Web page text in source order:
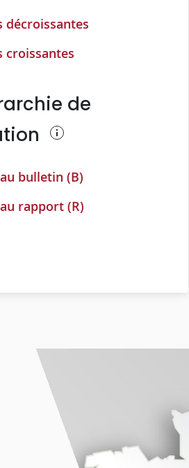
décroissantes
croissantes
de
bulletin (B)
rapport (R)